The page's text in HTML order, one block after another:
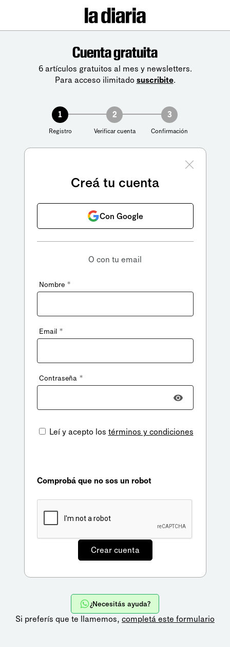
Cuenta gratuita
6 artículos gratuitos al mes y newsletters.
Para acceso ilimitado suscribite.
1
Registro
2
Verificar cuenta
3
Confirmación
Creá tu cuenta
Con Google
O con tu email
Nombre *
Email *
Contraseña *
Leí y acepto los términos y condiciones
Comprobá que no sos un robot
¿Necesitás ayuda?
Si preferís que te llamemos, completá este formulario